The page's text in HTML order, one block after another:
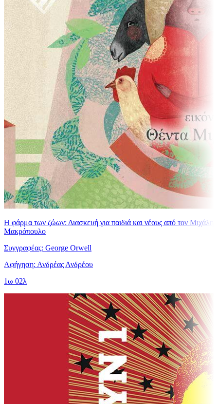
Η φάρμα των ζώων: Διασκευή για παιδιά και νέους από τον Μιχάλη
Μακρόπουλο
Συγγραφέας: George Orwell
Αφήγηση: Ανδρέας Ανδρέου
1ω 02λ